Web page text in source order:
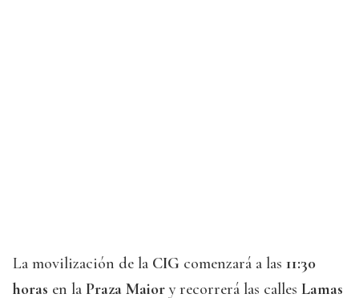
La movilización de la CIG comenzará a las 11:30
horas en la Praza Maior y recorrerá las calles Lamas